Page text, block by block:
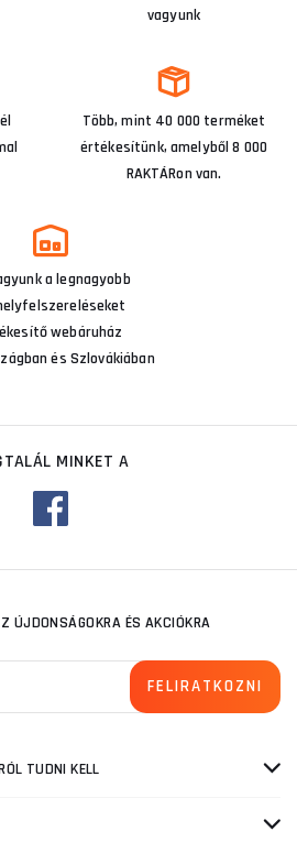
vagyunk
Több, mint 40 000 terméket
értékesítünk, amelyből 8 000
RAKTÁRon van.
a legnagyobb
webáruház
és Szlovákiában
MINKET A
ÚJDONSÁGOKRA ÉS AKCIÓKRA
TUDNI KELL